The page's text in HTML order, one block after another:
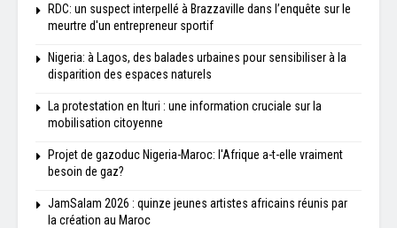
RDC: un suspect interpellé à Brazzaville dans l’enquête sur le
meurtre d'un entrepreneur sportif
Nigeria: à Lagos, des balades urbaines pour sensibiliser à la
disparition des espaces naturels
La protestation en Ituri : une information cruciale sur la
mobilisation citoyenne
Projet de gazoduc Nigeria-Maroc: l'Afrique a-t-elle vraiment
besoin de gaz?
JamSalam 2026 : quinze jeunes artistes africains réunis par
la création au Maroc